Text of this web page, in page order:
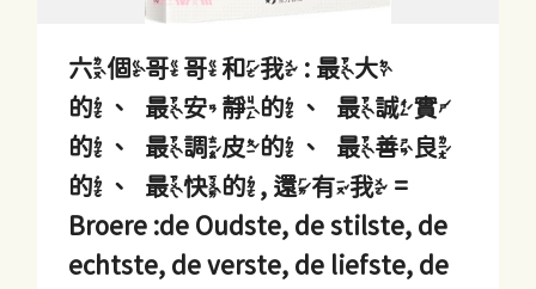
六個哥哥和我 : 最大
的、最安靜的、最誠實
的、最調皮的、最善良
的、最快的, 還有我 =
Broere :de Oudste, de stilste, de
echtste, de verste, de liefste, de